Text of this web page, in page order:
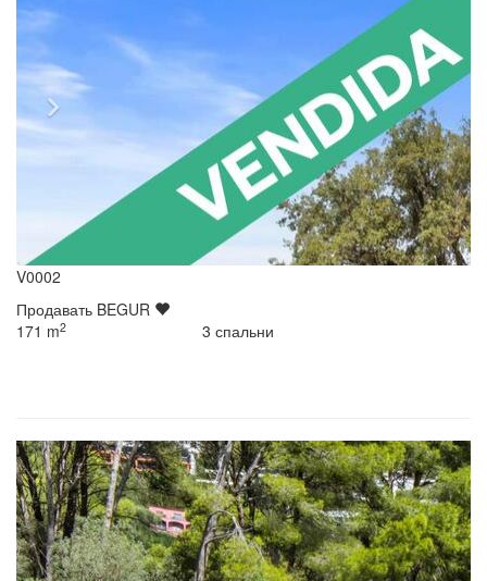
V0002
Продавать BEGUR
171 m2 3 спальни